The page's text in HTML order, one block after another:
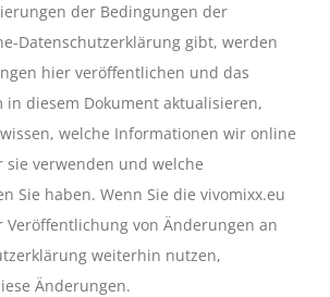
der Bedingungen der
Datenschutzerklärung gibt, werden
hier veröffentlichen und das
in diesem Dokument aktualisieren,
welche Informationen wir online
sie verwenden und welche
Sie haben. Wenn Sie die vivomixx.eu
Veröffentlichung von Änderungen an
weiterhin nutzen,
Änderungen.